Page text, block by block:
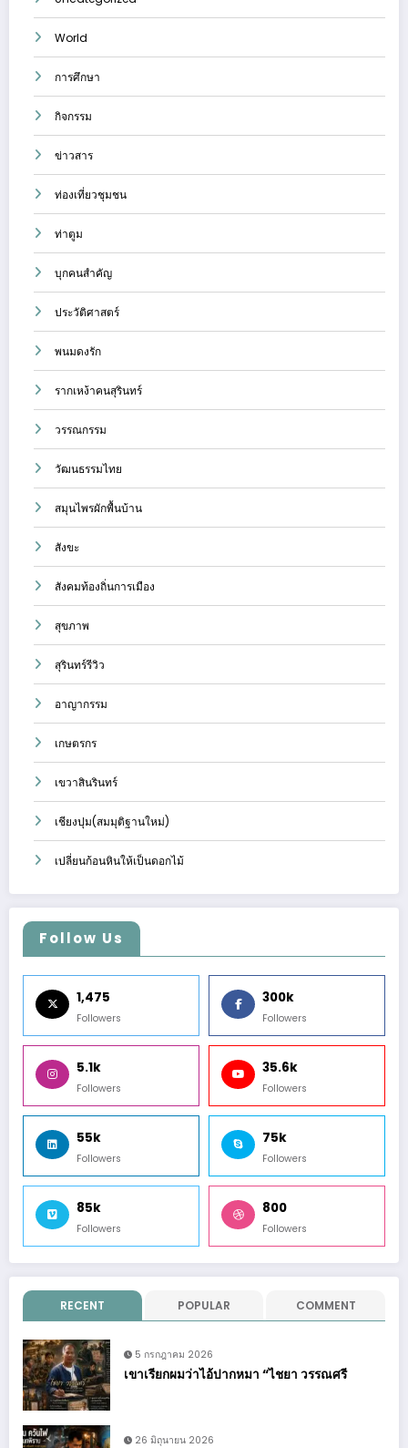
World
การศึกษา
กิจกรรม
ข่าวสาร
ท่องเที่ยวชุมชน
ท่าตูม
บุกคนสำคัญ
ประวัติศาสตร์
พนมดงรัก
รากเหง้าคนสุรินทร์
วรรณกรรม
วัฒนธรรมไทย
สมุนไพรผักพื้นบ้าน
สังขะ
สังคมท้องถิ่นการเมือง
สุขภาพ
สุรินทร์รีวิว
อาญากรรม
เกษตรกร
เขวาสินรินทร์
เชียงปุม(สมมุติฐานใหม่)
เปลี่ยนก้อนหินให้เป็นดอกไม้
Follow Us
1,475
Followers
300k
Followers
5.1k
Followers
35.6k
Followers
55k
Followers
75k
Followers
85k
Followers
800
Followers
RECENT POPULAR COMMENT
5 กรกฎาคม 2026
เขาเรียกผมว่าไอ้ปากหมา “ไชยา วรรณศรี
26 มิถุนายน 2026